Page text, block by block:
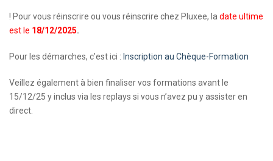
! Pour vous réinscrire ou vous réinscrire chez Pluxee, la date ultime
est le 18/12/2025.
Pour les démarches, c’est ici : Inscription au Chèque-Formation
Veillez également à bien finaliser vos formations avant le
15/12/25 y inclus via les replays si vous n’avez pu y assister en
direct.